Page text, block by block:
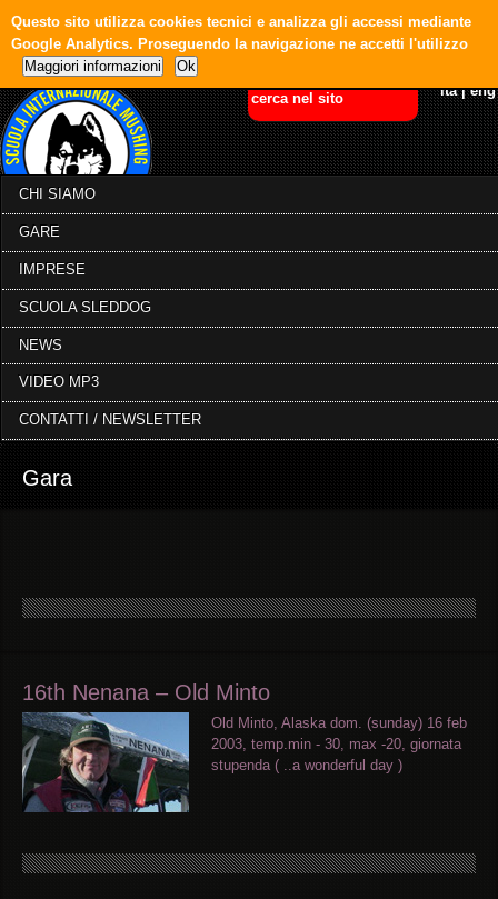
ita|eng
CHI SIAMO
GARE
IMPRESE
SCUOLA SLEDDOG
NEWS
VIDEO MP3
CONTATTI / NEWSLETTER
Gara
16th Nenana – Old Minto
Old Minto, Alaska dom. (sunday) 16 feb
2003, temp.min - 30, max -20, giornata
stupenda ( ..a wonderful day )
Questo sito utilizza cookies tecnici e analizza gli accessi mediante
Google Analytics. Proseguendo la navigazione ne accetti l'utilizzo
Maggiori informazioni
Ok